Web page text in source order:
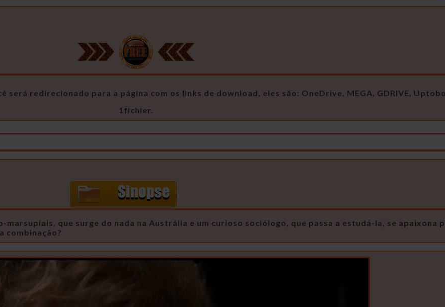
será redirecionado para a página com os links de download, eles são: OneDrive, MEGA, GDRIVE,
1fichier.
marsupiais, que surge do nada na Austrália e um curioso sociólogo, que passa a estudá-la, se apaixona
combinação?